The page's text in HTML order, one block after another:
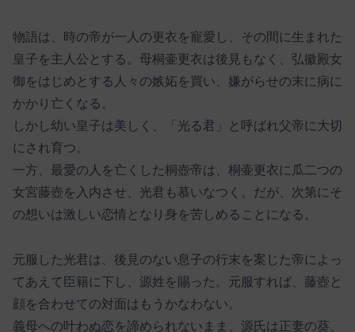
物語は、時の帝が一人の更衣を寵愛し、その間に生まれた
皇子を主人公とする。母桐壷更衣は後見もなく、弘徽殿女
御をはじめとする人々の嫉妬を買い、嫌がらせの末に病に
かかり亡くなる。
しかし幼い皇子は美しく、「光る君」と呼ばれ父帝に大切
にされ育つ。
一方、最愛の人を亡くした桐壺帝は、桐壷更衣に瓜二つの
女宮藤壺を入内させ、光君も慕いなつく。だが、次第にそ
の想いは激しい恋情となり身を苦しめることになる。
元服した光君は、後見のない息子の行末を案じた帝によっ
てあえて臣籍に下し、源姓を賜った。元服すれば、藤壺と
顔を合わせての対面はもうかなわない。
義母への叶わぬ恋を諦められないまま、源氏は正妻の葵、